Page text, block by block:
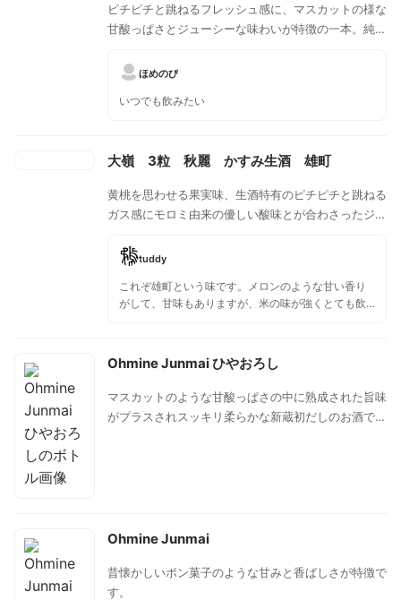
ピチピチと跳ねるフレッシュ感に、マスカットの様な
甘酸っぱさとジューシーな味わいが特徴の一本。純米
ないお酒。
ほめのび
いつでも飲みたい
大嶺 3粒 秋麗 かすみ生酒 雄町
黄桃を思わせる果実味、生酒特有のピチピチと跳ねる
ガス感にモロミ由来の優しい酸味とが合わさったジュ
わせて飲むのがオススメ。
tuddy
これぞ雄町という味です。メロンのような甘い香り
がして、甘味もありますが、米の味が強くとても飲
Ohmine Junmai ひやおろし
マスカットのような甘酸っぱさの中に熟成された旨味
がプラスされスッキリ柔らかな新蔵初だしのお酒で
Ohmine Junmai
昔懐かしいポン菓子のような甘みと香ばしさが特徴で
す。